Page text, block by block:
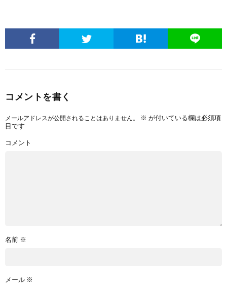
コメントを書く
メールアドレスが公開されることはありません。 ※ が付いている欄は必須項
目です
コメント
名前 ※
メール ※